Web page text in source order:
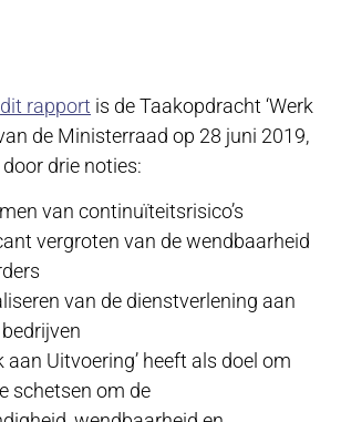
dit rapport is de Taakopdracht ‘Werk
de Ministerraad op 28 juni 2019,
drie noties:
van continuïteitsrisico’s
vergroten van de wendbaarheid
van de dienstverlening aan
aan Uitvoering’ heeft als doel om
schetsen om de